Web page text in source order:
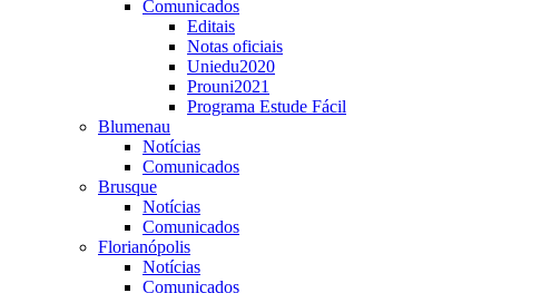
Comunicados
Editais
Notas oficiais
Uniedu2020
Prouni2021
Programa Estude Fácil
Blumenau
Notícias
Comunicados
Brusque
Notícias
Comunicados
Florianópolis
Notícias
Comunicados